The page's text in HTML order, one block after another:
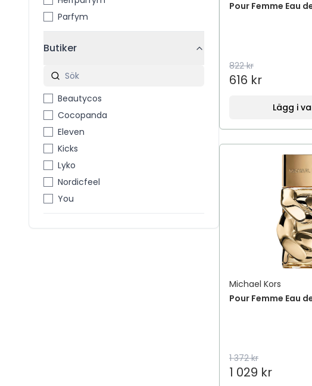
Parfym
Butiker
Beautycos
Cocopanda
Eleven
Kicks
Lyko
Nordicfeel
You
Pour Femme Eau
822 kr
616 kr
Lägg i
Michael Kors
Pour Femme Eau
1 372 kr
1 029 kr